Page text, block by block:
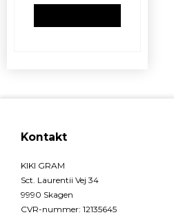
Kontakt
KIKI GRAM
Sct. Laurentii Vej 34
9990 Skagen
CVR-nummer: 12135645